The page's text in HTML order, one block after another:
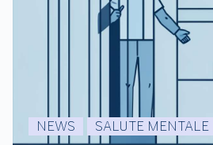
NEWS SALUTE MENTALE